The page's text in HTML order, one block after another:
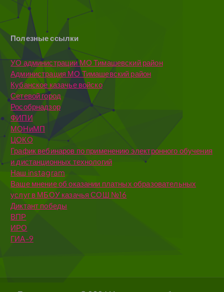
Полезные ссылки
УО администрации МО Тимашевский район
Администрация МО Тимашевский район
Кубанское казачье войско
Сетевой город
Рособрнадзор
ФИПИ
МОНиМП
ЦОКО
График вебинаров по применению электронного обучения
и дистанционных технологий
Наш instagram
Ваше мнение об оказании платных образовательных
услуг в МБОУ казачья СОШ №16
Диктант победы
ВПР
ИРО
ГИА-9